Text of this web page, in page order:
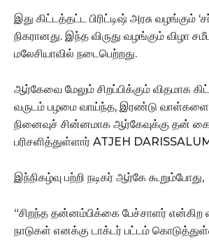
இது கிட்டத்தட்ட பிரிட்டிஷ் அரசு வழங்கும்
நிகரானது. இந்த விருது வழங்கும் விழா
மலேசியாவில் நடைபெற்றது.
ஆர்கேவை மேலும் சிறப்பிக்கும் விதமாக
வருடம் பழமை வாய்ந்த, இரண்டு
நினைவுச் சின்னமாக ஆர்கேவுக்கு தன்
பரிசளித்துள்ளார் ATJEH
இந்நிகழ்வு பற்றி நடிகர் ஆர்கே கூறும்போது,
“சிறந்த தன்னம்பிக்கை பேச்சாளர் என்கிற
நாடுகள் எனக்கு டாக்டர் பட்டம்